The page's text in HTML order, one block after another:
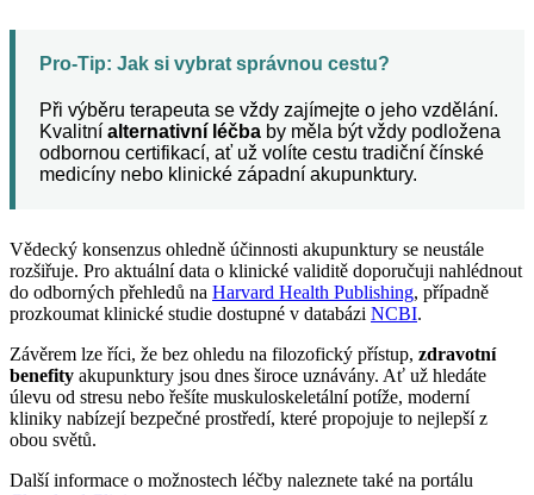
Pro-Tip: Jak si vybrat správnou cestu?
Při výběru terapeuta se vždy zajímejte o jeho vzdělání.
Kvalitní alternativní léčba by měla být vždy podložena
odbornou certifikací, ať už volíte cestu tradiční čínské
medicíny nebo klinické západní akupunktury.
Vědecký konsenzus ohledně účinnosti akupunktury se neustále
rozšiřuje. Pro aktuální data o klinické validitě doporučuji nahlédnout
do odborných přehledů na Harvard Health Publishing, případně
prozkoumat klinické studie dostupné v databázi NCBI.
Závěrem lze říci, že bez ohledu na filozofický přístup, zdravotní
benefity akupunktury jsou dnes široce uznávány. Ať už hledáte
úlevu od stresu nebo řešíte muskuloskeletální potíže, moderní
kliniky nabízejí bezpečné prostředí, které propojuje to nejlepší z
obou světů.
Další informace o možnostech léčby naleznete také na portálu